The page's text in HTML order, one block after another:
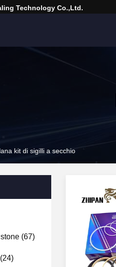
Technology Co.,Ltd.
kit di sigilli a secchio
(67)
(24)